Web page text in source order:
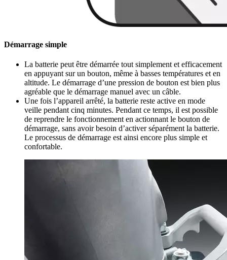
Démarrage simple
La batterie peut être démarrée tout simplement et efficacement
en appuyant sur un bouton, même à basses températures et en
altitude. Le démarrage d’une pression de bouton est bien plus
agréable que le démarrage manuel avec un câble.
Une fois l’appareil arrêté, la batterie reste active en mode
veille pendant cinq minutes. Pendant ce temps, il est possible
de reprendre le fonctionnement en actionnant le bouton de
démarrage, sans avoir besoin d’activer séparément la batterie.
Le processus de démarrage est ainsi encore plus simple et
confortable.